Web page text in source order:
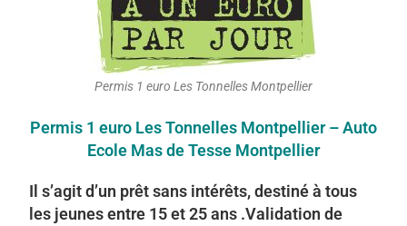
Permis 1 euro Les Tonnelles Montpellier
Permis 1 euro Les Tonnelles Montpellier – Auto
Ecole Mas de Tesse Montpellier
Il s’agit d’un prêt sans intérêts, destiné à tous
les jeunes entre 15 et 25 ans .Validation de